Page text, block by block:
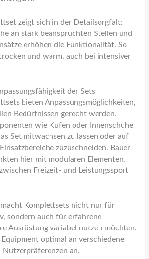
zeigt sich in der Detailsorgfalt:
an stark beanspruchten Stellen und
erhöhen die Funktionalität. So
und warm, auch bei intensiver
der Sets
bieten Anpassungsmöglichkeiten,
Bedürfnissen gerecht werden.
wie Kufen oder Innenschuhe
Set mitwachsen zu lassen oder auf
zuzuschneiden. Bauer
hier mit modularen Elementen,
Freizeit- und Leistungssport
Komplettsets nicht nur für
sondern auch für erfahrene
Ausrüstung variabel nutzen möchten.
Equipment optimal an verschiedene
Nutzerpräferenzen an.